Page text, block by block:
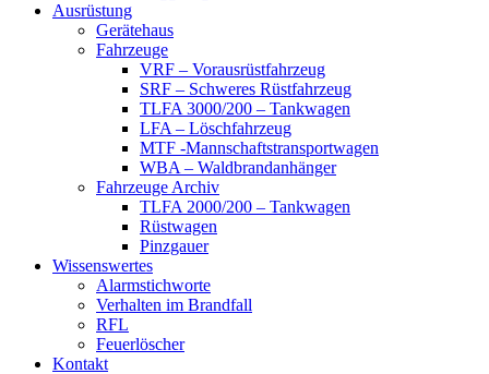
Ausrüstung
Gerätehaus
Fahrzeuge
VRF – Vorausrüstfahrzeug
SRF – Schweres Rüstfahrzeug
TLFA 3000/200 – Tankwagen
LFA – Löschfahrzeug
MTF -Mannschaftstransportwagen
WBA – Waldbrandanhänger
Fahrzeuge Archiv
TLFA 2000/200 – Tankwagen
Rüstwagen
Pinzgauer
Wissenswertes
Alarmstichworte
Verhalten im Brandfall
RFL
Feuerlöscher
Kontakt